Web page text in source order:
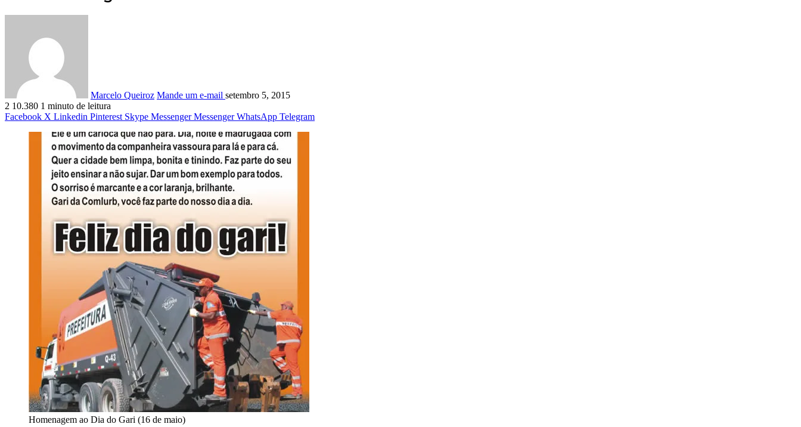
Marcelo Queiroz Mande um e-mail setembro 5, 2015
2 10.380 1 minuto de leitura
Facebook X Linkedin Pinterest Skype Messenger Messenger WhatsApp Telegram
Homenagem ao Dia do Gari (16 de maio)